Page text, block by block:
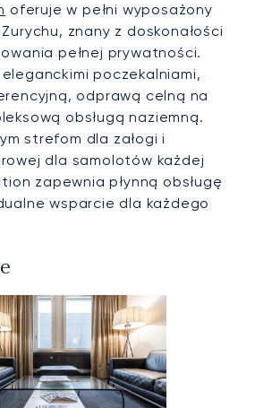
oferuje w pełni wyposażony
znany z doskonałości
pełnej prywatności.
poczekalniami,
odprawą celną na
obsługą naziemną.
strefom dla załogi i
dla samolotów każdej
zapewnia płynną obsługę
wsparcie dla każdego